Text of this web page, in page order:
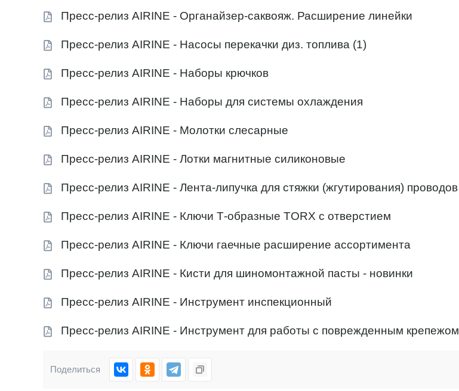
Пресс-релиз AIRINE - Органайзер-саквояж. Расширение линейки
Пресс-релиз AIRINE - Насосы перекачки диз. топлива (1)
Пресс-релиз AIRINE - Наборы крючков
Пресс-релиз AIRINE - Наборы для системы охлаждения
Пресс-релиз AIRINE - Молотки слесарные
Пресс-релиз AIRINE - Лотки магнитные силиконовые
Пресс-релиз AIRINE - Лента-липучка для стяжки (жгутирования) проводов
Пресс-релиз AIRINE - Ключи Т-образные TORX с отверстием
Пресс-релиз AIRINE - Ключи гаечные расширение ассортимента
Пресс-релиз AIRINE - Кисти для шиномонтажной пасты - новинки
Пресс-релиз AIRINE - Инструмент инспекционный
Пресс-релиз AIRINE - Инструмент для работы с поврежденным крепежом
Поделиться